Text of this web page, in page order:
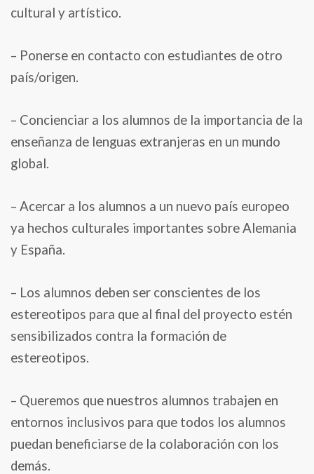
cultural y artístico.
– Ponerse en contacto con estudiantes de otro
país/origen.
– Concienciar a los alumnos de la importancia de la
enseñanza de lenguas extranjeras en un mundo
global.
– Acercar a los alumnos a un nuevo país europeo
ya hechos culturales importantes sobre Alemania
y España.
– Los alumnos deben ser conscientes de los
estereotipos para que al final del proyecto estén
sensibilizados contra la formación de
estereotipos.
– Queremos que nuestros alumnos trabajen en
entornos inclusivos para que todos los alumnos
puedan beneficiarse de la colaboración con los
demás.